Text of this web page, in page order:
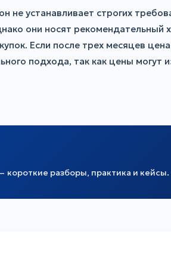
не устанавливает строгих
они носят
Если после трех месяцев
подхода, так как цены могут
разборы, практика и кейсы.